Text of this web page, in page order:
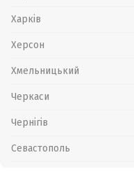
Харків
Херсон
Хмельницький
Черкаси
Чернігів
Севастополь